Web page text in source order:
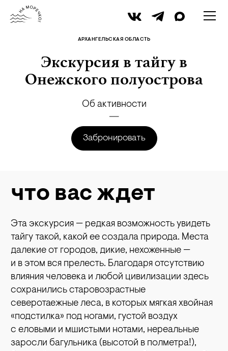
АРХАНГЕЛЬСКАЯ ОБЛАСТЬ
Экскурсия в тайгу в
Онежского полуострова
Об активности
Забронировать
что вас ждет
Эта экскурсия — редкая возможность увидеть
тайгу такой, какой ее создала природа. Места
далекие от городов, дикие, нехоженные —
и в этом вся прелесть. Благодаря отсутствию
влияния человека и любой цивилизации здесь
сохранились старовозрастные
северотаежные леса, в которых мягкая хвойная
«подстилка» под ногами, густой воздух
с еловыми и мшистыми нотами, нереальные
заросли багульника (высотой в полметра!),